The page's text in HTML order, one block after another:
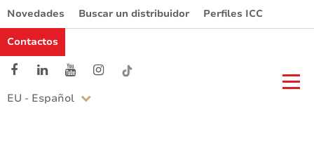
Novedades Buscar un distribuidor Perfiles ICC
Contactos
EU - Español